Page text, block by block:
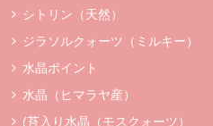
シトリン（天然）
ジラソルクォーツ（ミルキー）
水晶ポイント
水晶（ヒマラヤ産）
(苔入り水晶（モスクォーツ）